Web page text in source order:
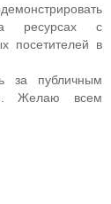
ресурсах с
посетителей в
за публичным
Желаю всем